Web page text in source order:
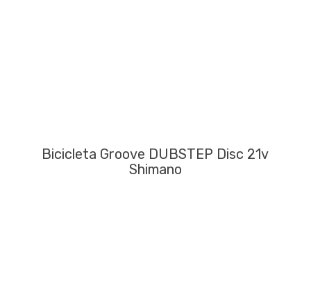
Bicicleta Groove DUBSTEP Disc 21v
Shimano